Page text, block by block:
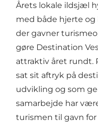
Årets lokale ildsjæl
med både hjerte
der gavner
gøre Destination
attraktiv året rundt.
sat sit aftryk på
udvikling og som
samarbejde har
turismen til gavn